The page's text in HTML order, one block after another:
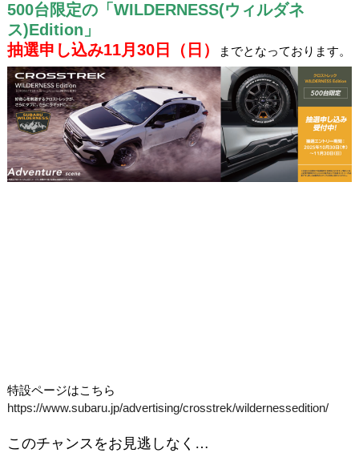
500台限定の「WILDERNESS(ウィルダネ
ス)Edition」
抽選申し込み11月30日（日）
までとなっております。
特設ページはこちら
https://www.subaru.jp/advertising/crosstrek/wildernessedition/
このチャンスをお見逃しなく…